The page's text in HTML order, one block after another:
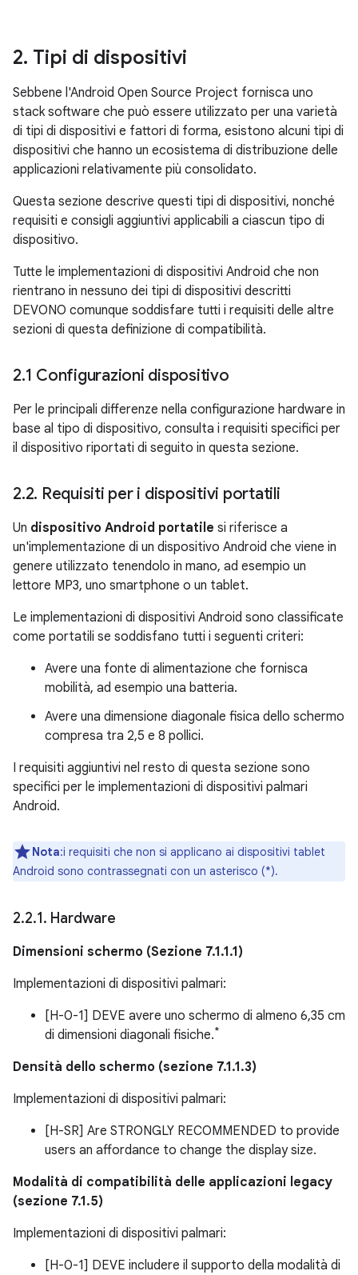
2. Tipi di dispositivi
Sebbene l'Android Open Source Project fornisca uno
stack software che può essere utilizzato per una varietà
di tipi di dispositivi e fattori di forma, esistono alcuni tipi di
dispositivi che hanno un ecosistema di distribuzione delle
applicazioni relativamente più consolidato.
Questa sezione descrive questi tipi di dispositivi, nonché
requisiti e consigli aggiuntivi applicabili a ciascun tipo di
dispositivo.
Tutte le implementazioni di dispositivi Android che non
rientrano in nessuno dei tipi di dispositivi descritti
DEVONO comunque soddisfare tutti i requisiti delle altre
sezioni di questa definizione di compatibilità.
2.1 Configurazioni dispositivo
Per le principali differenze nella configurazione hardware in
base al tipo di dispositivo, consulta i requisiti specifici per
il dispositivo riportati di seguito in questa sezione.
2.2. Requisiti per i dispositivi portatili
Un dispositivo Android portatile si riferisce a
un'implementazione di un dispositivo Android che viene in
genere utilizzato tenendolo in mano, ad esempio un
lettore MP3, uno smartphone o un tablet.
Le implementazioni di dispositivi Android sono classificate
come portatili se soddisfano tutti i seguenti criteri:
Avere una fonte di alimentazione che fornisca
mobilità, ad esempio una batteria.
Avere una dimensione diagonale fisica dello schermo
compresa tra 2,5 e 8 pollici.
I requisiti aggiuntivi nel resto di questa sezione sono
specifici per le implementazioni di dispositivi palmari
Android.
Nota:i requisiti che non si applicano ai dispositivi tablet
Android sono contrassegnati con un asterisco (*).
2.2.1. Hardware
Dimensioni schermo (Sezione 7.1.1.1)
Implementazioni di dispositivi palmari:
[H-0-1] DEVE avere uno schermo di almeno 6,35 cm
di dimensioni diagonali fisiche.*
Densità dello schermo (sezione 7.1.1.3)
Implementazioni di dispositivi palmari:
[H-SR] Are STRONGLY RECOMMENDED to provide
users an affordance to change the display size.
Modalità di compatibilità delle applicazioni legacy
(sezione 7.1.5)
Implementazioni di dispositivi palmari:
[H-0-1] DEVE includere il supporto della modalità di